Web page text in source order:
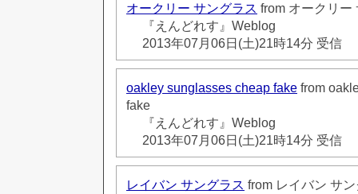
オークリー サングラス from オークリー
『えんどれす』Weblog
2013年07月06日(土)21時14分 受信
oakley sunglasses cheap fake from
fake
『えんどれす』Weblog
2013年07月06日(土)21時14分 受信
レイバン サングラス from レイバン サ